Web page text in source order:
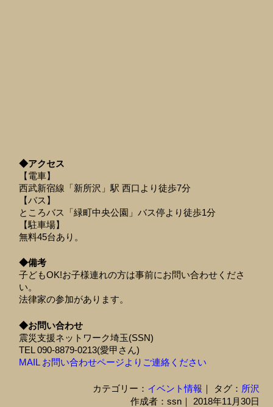
◆アクセス
【電車】
西武新宿線「新所沢」駅 西口より徒歩7分
【バス】
ところバス「緑町中央公園」バス停より徒歩1分
【駐車場】
無料45台あり。
◆備考
子どもOK!お子様連れの方は事前にお問い合わせくださ
い。
法律家の参加があります。
◆お問い合わせ
震災支援ネットワーク埼玉(SSN)
TEL 090-8879-0213(愛甲さん)
MAIL お問い合わせページよりご連絡ください
カテゴリー： イベント情報 ｜ タグ： 所沢
作成者：ssn｜ 2018年11月30日